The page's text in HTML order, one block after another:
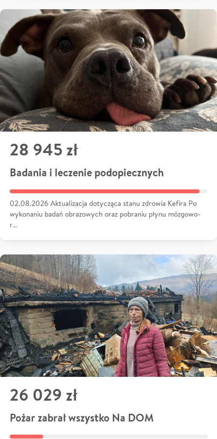
28 945 zł
Badania i leczenie podopiecznych
02.08.2026 Aktualizacja dotycząca stanu zdrowia Kefira Po
wykonaniu badań obrazowych oraz pobraniu płynu mózgowo-
r…
26 029 zł
Pożar zabrał wszystko Na DOM